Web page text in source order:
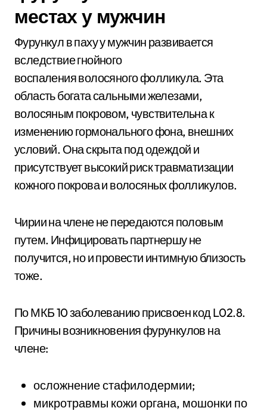
местах у мужчин
Фурункул в паху у мужчин развивается
вследствие гнойного
воспаления волосяного фолликула. Эта
область богата сальными железами,
волосяным покровом, чувствительна к
изменению гормонального фона, внешних
условий. Она скрыта под одеждой и
присутствует высокий риск травматизации
кожного покрова и волосяных фолликулов.
Чирии на члене не передаются половым
путем. Инфицировать партнершу не
получится, но и провести интимную близость
тоже.
По МКБ 10 заболеванию присвоен код L02.8.
Причины возникновения фурункулов на
члене:
осложнение стафилодермии;
микротравмы кожи органа, мошонки по